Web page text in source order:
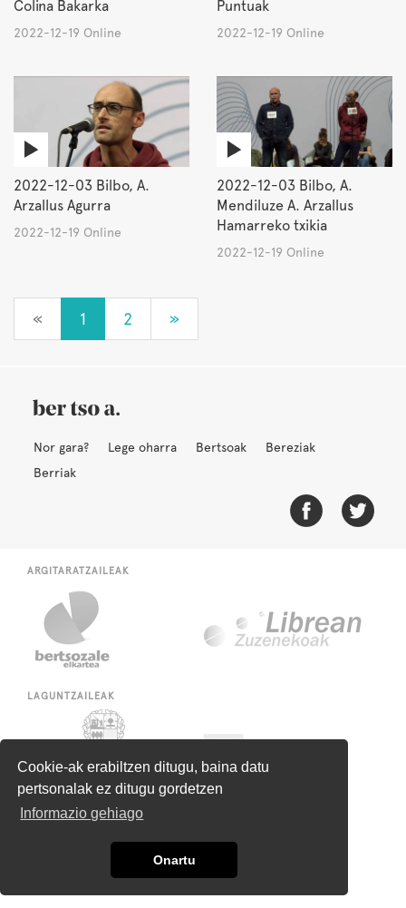
Cookie-ak erabiltzen ditugu, baina datu
pertsonalak ez ditugu gordetzen
Informazio gehiago
Onartu
Colina Bakarka
2022-12-19 Online
Puntuak
2022-12-19 Online
2022-12-03 Bilbo, A.
Arzallus Agurra
2022-12-19 Online
2022-12-03 Bilbo, A.
Mendiluze A. Arzallus
Hamarreko txikia
2022-12-19 Online
« 1 2 »
Nor gara? Lege oharra Bertsoak
Bereziak
Berriak
ARGITARATZAILEAK
LAGUNTZAILEAK